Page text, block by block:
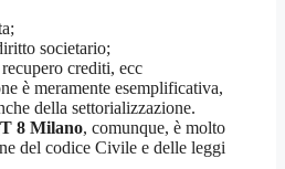
societario;
crediti, ecc
è meramente esemplificativa,
della settorializzazione.
8 Milano, comunque, è molto
del codice Civile e delle leggi